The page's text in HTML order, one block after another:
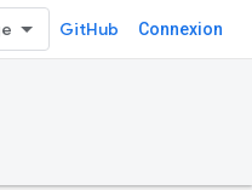
GitHub Connexion